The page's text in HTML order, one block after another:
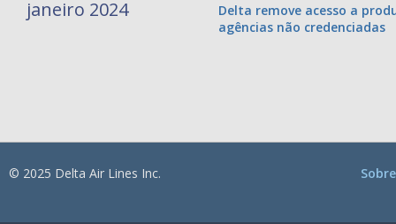
janeiro 2024
Delta remove acesso a
agências não credenciadas
© 2025 Delta Air Lines Inc.